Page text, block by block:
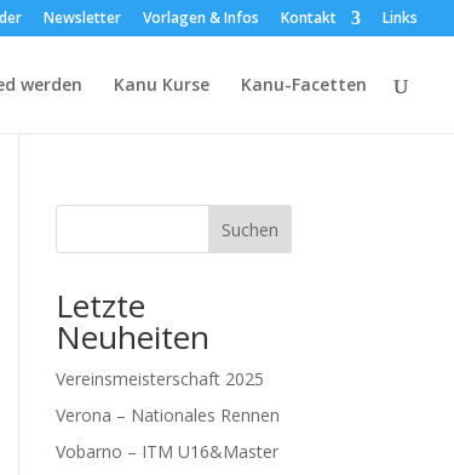
Newsletter Vorlagen & Infos Kontakt Links
werden Kanu Kurse Kanu-Facetten
Suchen
Letzte
Neuheiten
Vereinsmeisterschaft 2025
Verona – Nationales Rennen
Vobarno – ITM U16&Master